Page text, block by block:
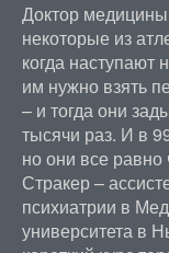
Доктор
некоторые из
когда наступают
им нужно взять
– и тогда они
тысячи раз. И в
но они все равно
Стракер –
психиатрии в
университета в